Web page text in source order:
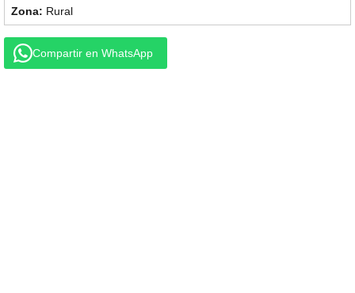
Rural
Compartir en WhatsApp